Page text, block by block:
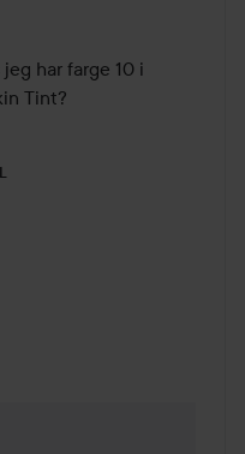
har farge 10 i
Tint?